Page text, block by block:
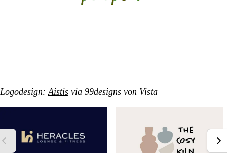
Logodesign:Aistis via 99designs von Vista